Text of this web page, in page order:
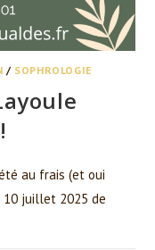
/ SOPHROLOGIE
au frais (et oui
10 juillet 2025 de